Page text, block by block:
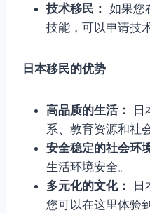
技术移民： 如果您
技能，可以申请技
日本移民的优势
高品质的生活：
日
系、教育资源和社
安全稳定的社会环
生活环境安全。
多元化的文化：
日
您可以在这里体验